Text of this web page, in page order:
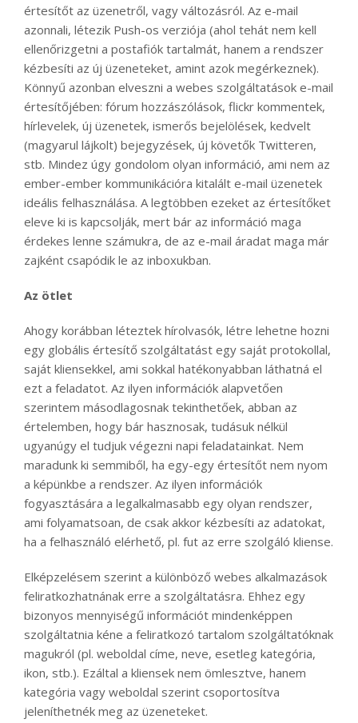
értesítőt az üzenetről, vagy változásról. Az e-mail
azonnali, létezik Push-os verziója (ahol tehát nem kell
ellenőrizgetni a postafiók tartalmát, hanem a rendszer
kézbesíti az új üzeneteket, amint azok megérkeznek).
Könnyű azonban elveszni a webes szolgáltatások e-mail
értesítőjében: fórum hozzászólások, flickr kommentek,
hírlevelek, új üzenetek, ismerős bejelölések, kedvelt
(magyarul lájkolt) bejegyzések, új követők Twitteren,
stb. Mindez úgy gondolom olyan információ, ami nem az
ember-ember kommunikációra kitalált e-mail üzenetek
ideális felhasználása. A legtöbben ezeket az értesítőket
eleve ki is kapcsolják, mert bár az információ maga
érdekes lenne számukra, de az e-mail áradat maga már
zajként csapódik le az inboxukban.
Az ötlet
Ahogy korábban léteztek hírolvasók, létre lehetne hozni
egy globális értesítő szolgáltatást egy saját protokollal,
saját kliensekkel, ami sokkal hatékonyabban láthatná el
ezt a feladatot. Az ilyen információk alapvetően
szerintem másodlagosnak tekinthetőek, abban az
értelemben, hogy bár hasznosak, tudásuk nélkül
ugyanúgy el tudjuk végezni napi feladatainkat. Nem
maradunk ki semmiből, ha egy-egy értesítőt nem nyom
a képünkbe a rendszer. Az ilyen információk
fogyasztására a legalkalmasabb egy olyan rendszer,
ami folyamatsoan, de csak akkor kézbesíti az adatokat,
ha a felhasználó elérhető, pl. fut az erre szolgáló kliense.
Elképzelésem szerint a különböző webes alkalmazások
feliratkozhatnának erre a szolgáltatásra. Ehhez egy
bizonyos mennyiségű információt mindenképpen
szolgáltatnia kéne a feliratkozó tartalom szolgáltatóknak
magukról (pl. weboldal címe, neve, esetleg kategória,
ikon, stb.). Ezáltal a kliensek nem ömlesztve, hanem
kategória vagy weboldal szerint csoportosítva
jeleníthetnék meg az üzeneteket.